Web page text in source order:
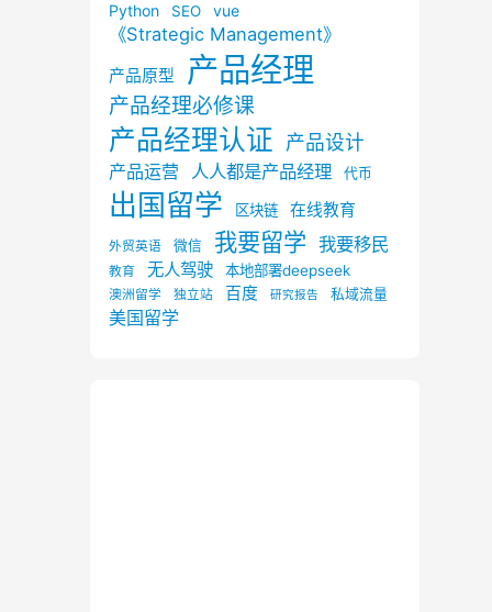
Python SEO vue
《Strategic Management》
产品原型 产品经理
产品经理必修课
产品经理认证 产品设计
产品运营 人人都是产品经理 代币
出国留学 区块链 在线教育
外贸英语 微信 我要留学 我要移民
教育 无人驾驶 本地部署deepseek
澳洲留学 独立站 百度 研究报告 私域流量
美国留学